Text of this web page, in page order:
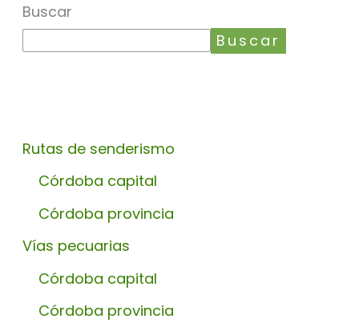
Buscar
Buscar
Rutas de senderismo
Córdoba capital
Córdoba provincia
Vías pecuarias
Córdoba capital
Córdoba provincia